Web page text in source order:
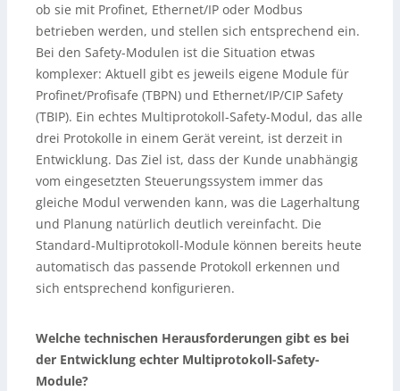
ob sie mit Profinet, Ethernet/IP oder Modbus
betrieben werden, und stellen sich entsprechend ein.
Bei den Safety-Modulen ist die Situation etwas
komplexer: Aktuell gibt es jeweils eigene Module für
Profinet/Profisafe (TBPN) und Ethernet/IP/CIP Safety
(TBIP). Ein echtes Multiprotokoll-Safety-Modul, das alle
drei Protokolle in einem Gerät vereint, ist derzeit in
Entwicklung. Das Ziel ist, dass der Kunde unabhängig
vom eingesetzten Steuerungssystem immer das
gleiche Modul verwenden kann, was die Lagerhaltung
und Planung natürlich deutlich vereinfacht. Die
Standard-Multiprotokoll-Module können bereits heute
automatisch das passende Protokoll erkennen und
sich entsprechend konfigurieren.
Welche technischen Herausforderungen gibt es bei
der Entwicklung echter Multiprotokoll-Safety-
Module?